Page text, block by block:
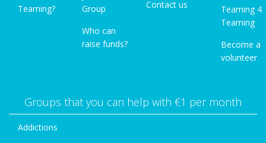
Teaming?
Group
Who can
raise funds?
Contact us
Teaming 4
Teaming
Become a
volunteer
Groups that you can help with €1 per month
Addictions